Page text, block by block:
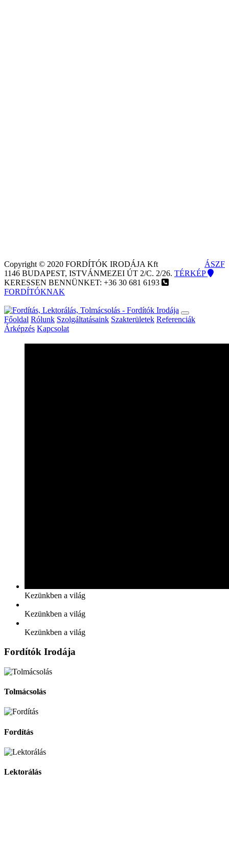
ÁSZF
Copyright © 2020 FORDÍTÓK IRODÁJA Kft
1146 BUDAPEST, ISTVÁNMEZEI ÚT 2/C. 2/26. TÉRKÉP
KERESSEN BENNÜNKET: +36 30 681 6193
FORDÍTÓKNAK
Főoldal Rólunk Szolgáltatásaink Szakterületek Referenciák
Árképzés Kapcsolat
Kezünkben a világ
Kezünkben a világ
Kezünkben a világ
Fordítók Irodája
Tolmácsolás
Fordítás
Lektorálás